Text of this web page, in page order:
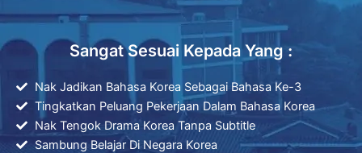
Sangat Sesuai Kepada Yang :
Nak Jadikan Bahasa Korea Sebagai Bahasa Ke-3
Tingkatkan Peluang Pekerjaan Dalam Bahasa Korea
Nak Tengok Drama Korea Tanpa Subtitle
Sambung Belajar Di Negara Korea